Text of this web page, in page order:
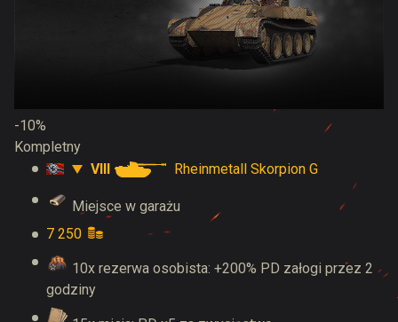
-10%
Kompletny
VIII
Rheinmetall Skorpion G
Miejsce w garażu
7 250
10x rezerwa osobista: +200% PD załogi przez 2
godziny